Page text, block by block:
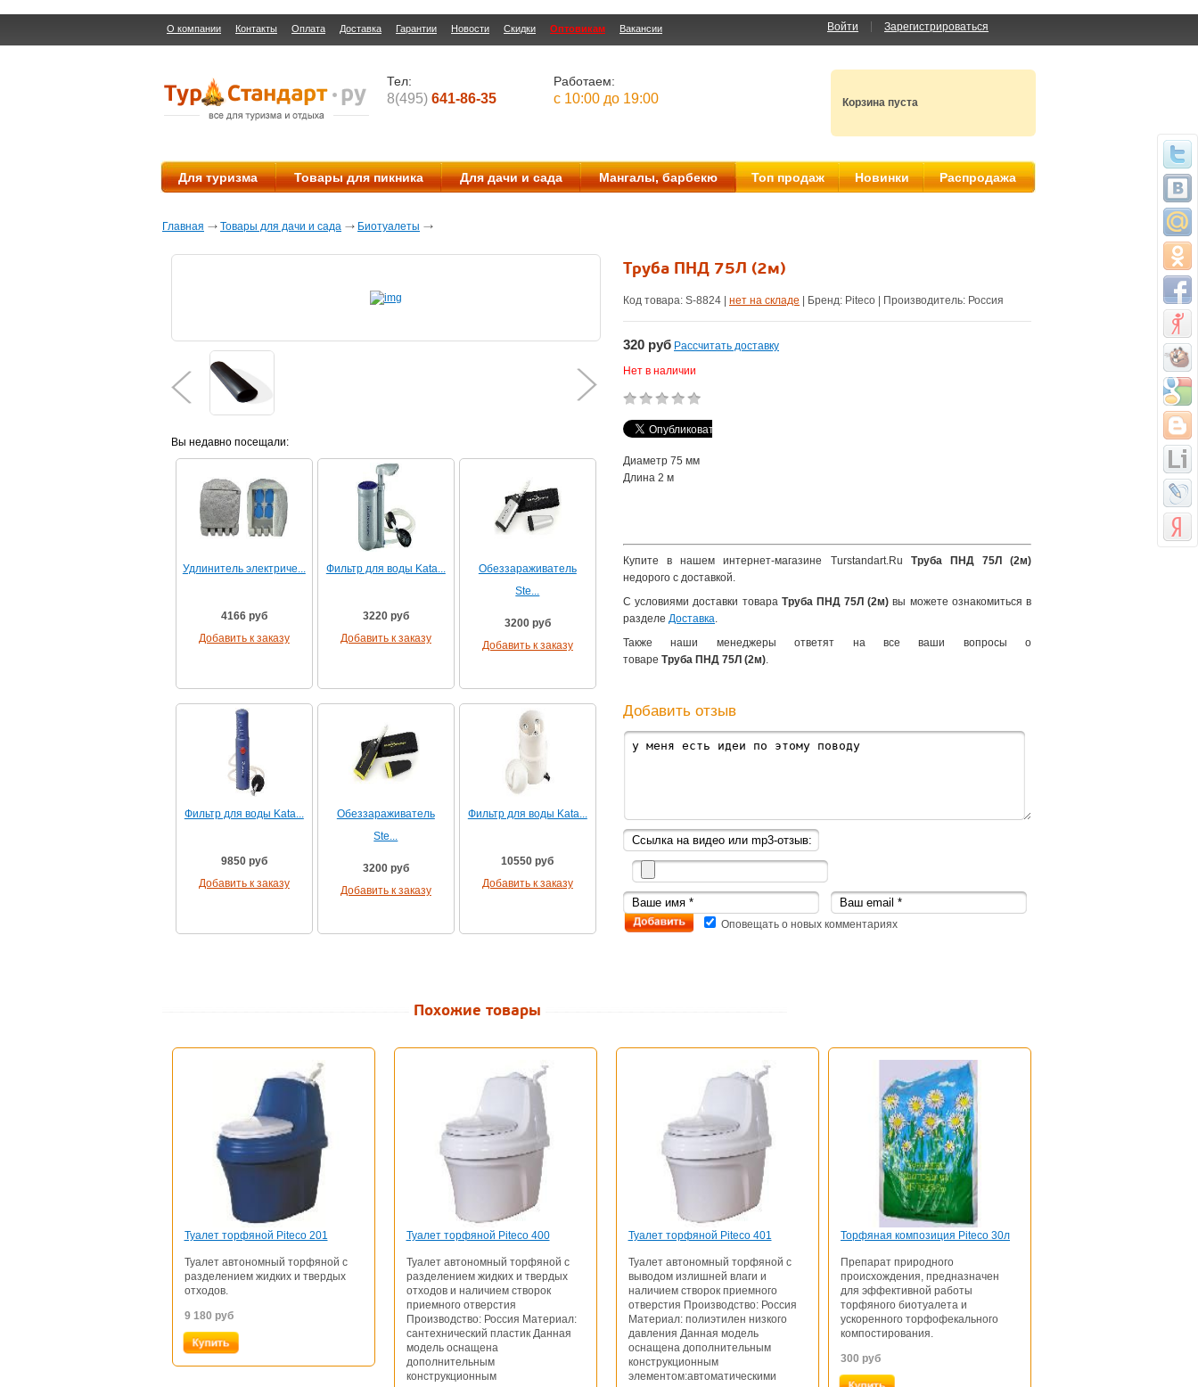
Войти Зарегистрироваться
О компании Контакты Оплата Доставка Гарантии Новости Скидки Оптовикам Вакансии
Тел:
8(495) 641-86-35
Работаем:
с 10:00 до 19:00 Корзина пуста
Для туризма Товары для пикника Для дачи и сада Мангалы, барбекю Топ продаж Новинки Распродажа
Главная Товары для дачи и сада Биотуалеты
Вы недавно посещали:
Удлинитель электриче...
4166 руб
Добавить к заказу
Фильтр для воды Kata...
3220 руб
Добавить к заказу
Обеззараживатель
Ste...
3200 руб
Добавить к заказу
Фильтр для воды Kata...
9850 руб
Добавить к заказу
Обеззараживатель
Ste...
3200 руб
Добавить к заказу
Фильтр для воды Kata...
10550 руб
Добавить к заказу
Труба ПНД 75Л (2м)
Код товара: S-8824 нет на складе | Бренд: Piteco | Производитель: Россия
320 руб Рассчитать доставку
Нет в наличии
Диаметр 75 мм
Длина 2 м
Купите в нашем интернет-магазине Turstandart.Ru Труба ПНД 75Л (2м)
недорого с доставкой.
С условиями доставки товара Труба ПНД 75Л (2м) вы можете ознакомиться в
разделе Доставка.
Также наши менеджеры ответят на все ваши вопросы о
товаре Труба ПНД 75Л (2м).
Добавить отзыв
Оповещать о новых комментариях
Похожие товары
Туалет торфяной Piteco 201
Туалет автономный торфяной с
разделением жидких и твердых
отходов.
9 180 руб
Туалет торфяной Piteco 400
Туалет автономный торфяной с
разделением жидких и твердых
отходов и наличием створок
приемного отверстия
Производство: Россия Материал:
сантехнический пластик Данная
модель оснащена
дополнительным
конструкционным
Туалет торфяной Piteco 401
Туалет автономный торфяной с
выводом излишней влаги и
наличием створок приемного
отверстия Производство: Россия
Материал: полиэтилен низкого
давления Данная модель
оснащена дополнительным
конструкционным
элементом:автоматическими
Торфяная композиция Piteco 30л
Препарат природного
происхождения, предназначен
для эффективной работы
торфяного биотуалета и
ускоренного торфофекального
компостирования.
300 руб